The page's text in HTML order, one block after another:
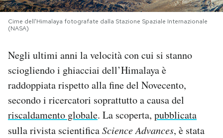
CALENDARIO
AREA PERSONALE
Area Personale
Newsletter
Notifiche mobile
Regala il Post
Cime dell'Himalaya fotografate dalla Stazione Spaziale Internazionale
(NASA)
Negli ultimi anni la velocità con cui si stanno
sciogliendo i ghiacciai dell’Himalaya è
raddoppiata rispetto alla fine del Novecento,
secondo i ricercatori soprattutto a causa del
riscaldamento globale. La scoperta, pubblicata
sulla rivista scientificaScience Advances, è stata